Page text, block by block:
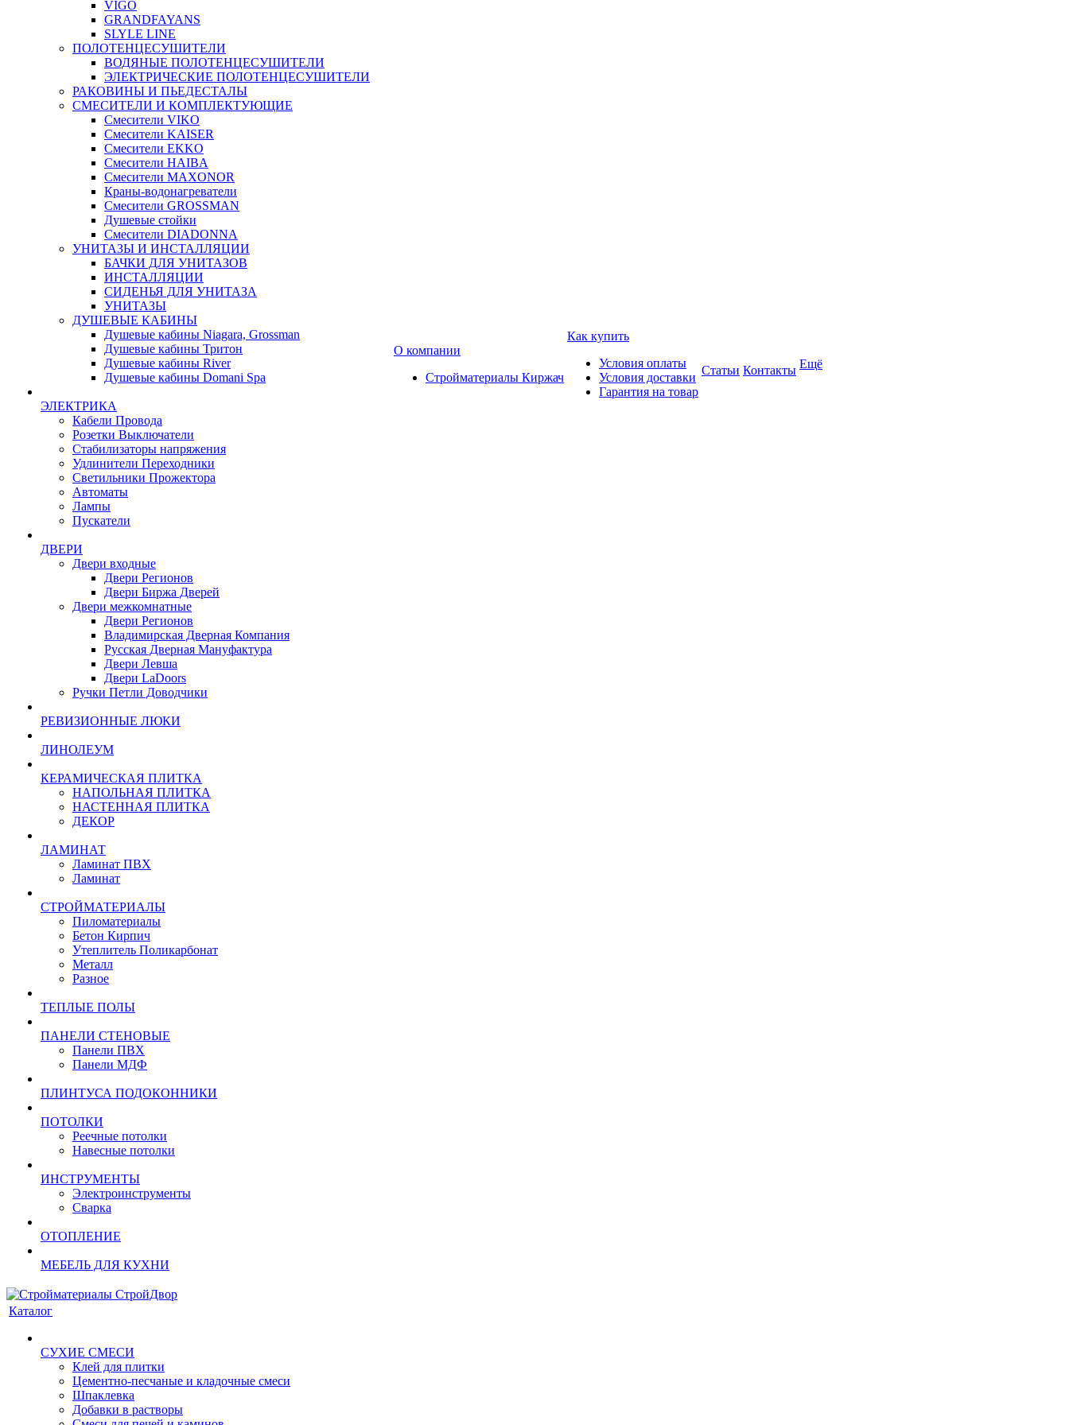
VIGO
GRANDFAYANS
SLYLE LINE
ПОЛОТЕНЦЕСУШИТЕЛИ
ВОДЯНЫЕ ПОЛОТЕНЦЕСУШИТЕЛИ
ЭЛЕКТРИЧЕСКИЕ ПОЛОТЕНЦЕСУШИТЕЛИ
РАКОВИНЫ И ПЬЕДЕСТАЛЫ
СМЕСИТЕЛИ И КОМПЛЕКТУЮЩИЕ
Смесители VIKO
Смесители KAISER
Смесители EKKO
Смесители HAIBA
Смесители MAXONOR
Краны-водонагреватели
Смесители GROSSMAN
Душевые стойки
Смесители DIADONNA
УНИТАЗЫ И ИНСТАЛЛЯЦИИ
БАЧКИ ДЛЯ УНИТАЗОВ
ИНСТАЛЛЯЦИИ
СИДЕНЬЯ ДЛЯ УНИТАЗА
УНИТАЗЫ
ДУШЕВЫЕ КАБИНЫ
Душевые кабины Niagara, Grossman
Душевые кабины Тритон
Душевые кабины River
Душевые кабины Domani Spa
ЭЛЕКТРИКА
Кабели Провода
Розетки Выключатели
Стабилизаторы напряжения
Удлинители Переходники
Светильники Прожектора
Автоматы
Лампы
Пускатели
ДВЕРИ
Двери входные
Двери Регионов
Двери Биржа Дверей
Двери межкомнатные
Двери Регионов
Владимирская Дверная Компания
Русская Дверная Мануфактура
Двери Левша
Двери LaDoors
Ручки Петли Доводчики
РЕВИЗИОННЫЕ ЛЮКИ
ЛИНОЛЕУМ
КЕРАМИЧЕСКАЯ ПЛИТКА
НАПОЛЬНАЯ ПЛИТКА
НАСТЕННАЯ ПЛИТКА
ДЕКОР
ЛАМИНАТ
Ламинат ПВХ
Ламинат
СТРОЙМАТЕРИАЛЫ
Пиломатериалы
Бетон Кирпич
Утеплитель Поликарбонат
Металл
Разное
ТЕПЛЫЕ ПОЛЫ
ПАНЕЛИ СТЕНОВЫЕ
Панели ПВХ
Панели МДФ
ПЛИНТУСА ПОДОКОННИКИ
ПОТОЛКИ
Реечные потолки
Навесные потолки
ИНСТРУМЕНТЫ
Электроинструменты
Сварка
ОТОПЛЕНИЕ
МЕБЕЛЬ ДЛЯ КУХНИ
О компании
Стройматериалы Киржач
Как купить
Условия оплаты
Условия доставки
Гарантия на товар
Статьи Контакты Ещё
Каталог
СУХИЕ СМЕСИ
Клей для плитки
Цементно-песчаные и кладочные смеси
Шпаклевка
Добавки в растворы